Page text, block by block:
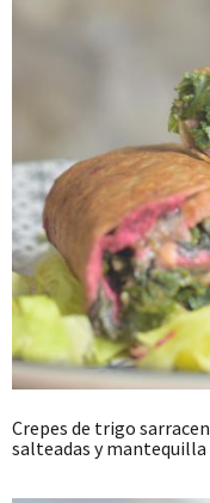
Crepes de trigo
salteadas y